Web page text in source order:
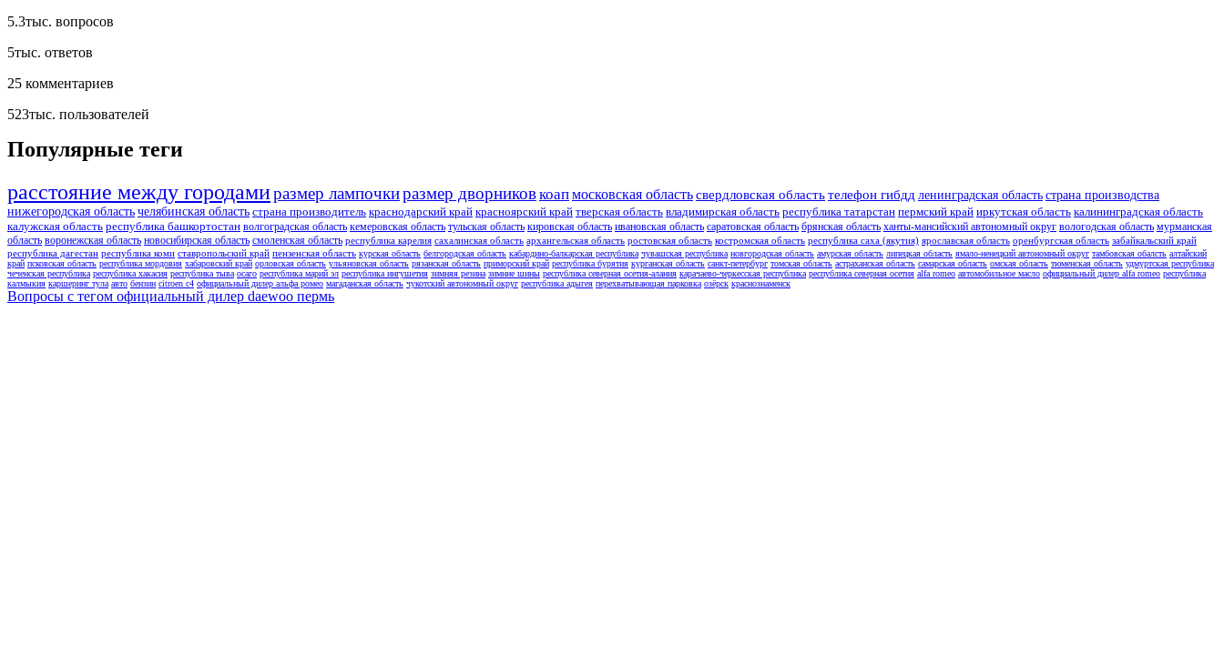
5.3тыс. вопросов
5тыс. ответов
25 комментариев
523тыс. пользователей
Популярные теги
расстояние между городамиразмер лампочкиразмер дворниковкоапмосковская областьсвердловская областьтелефон гибдд ленинградская область страна производства
нижегородская область челябинская область страна производитель краснодарский край красноярский край тверская область владимирская область республика татарстан пермский край иркутская область калининградская область
калужская область республика башкортостан волгоградская область кемеровская область тульская область кировская область ивановская область саратовская область брянская область ханты-мансийский автономный округ вологодская область мурманская
область воронежская область новосибирская область смоленская область республика карелия сахалинская область архангельская область ростовская область костромская область республика саха (якутия) ярославская область оренбургская область забайкальский край
республика дагестан республика коми ставропольский край пензенская область курская область белгородская область кабардино-балкарская республика чувашская республика новгородская область амурская область липецкая область ямало-ненецкий автономный округ тамбовская обалсть алтайский
край псковская область республика мордовия хабаровский край орловская область ульяновская область рязанская область приморский край республика бурятия курганская область санкт-петербург томская область астраханская область самарская область омская область тюменская область удмуртская республика
чеченская республика республика хакасия республика тыва осаго республика марий эл республика ингушетия зимняя резина зимние шины республика северная осетия-алания карачаево-черкесская республика республика северная осетия alfa romeo автомобильное масло официальный дилер alfa romeo республика
калмыкия каршеринг тула авто бензин citroen c4 официальный дилер альфа ромео магаданская область чукотский автономный округ республика адыгея перехватывающая парковка озёрск краснознаменск
Вопросы с тегом официальный дилер daewoo пермь